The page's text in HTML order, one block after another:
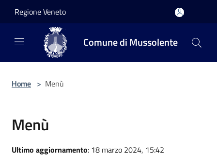
Regione Veneto
Comune di Mussolente
Home > Menù
Menù
Ultimo aggiornamento: 18 marzo 2024, 15:42